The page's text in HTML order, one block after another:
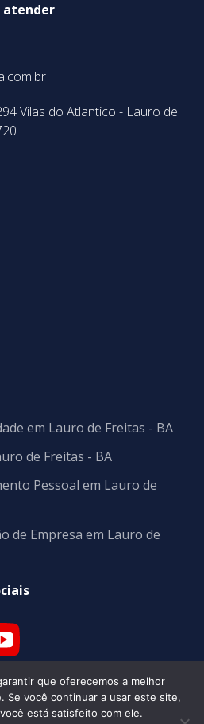
atender
Vilas do Atlantico - Lauro de
em Lauro de Freitas - BA
de Freitas - BA
Pessoal em Lauro de
de Empresa em Lauro de
que oferecemos a melhor
Se você continuar a usar este site,
está satisfeito com ele.